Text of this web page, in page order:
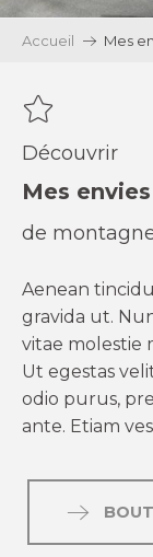
Accueil Mes
Découvrir
Mes envies
de
Aenean
gravida ut.
vitae molestie
Ut egestas
odio purus,
ante. Etiam